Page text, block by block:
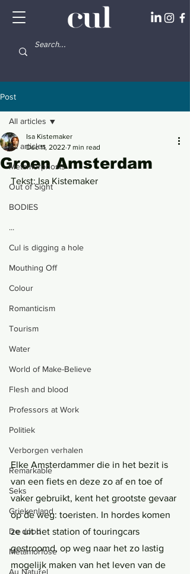
Post
All articles
Metamorphosis
Out of Sight
BODIES
...
Cul is digging a hole
Mouthing Off
Colour
Romanticism
Tourism
Water
World of Make-Believe
Flesh and blood
Professors at Work
Politiek
Verborgen verhalen
Remarkable
Seks
Griekenland
De dood
Metamorfose
Au Naturel
All articles
Groen Amsterdam
Isa Kistemaker
Dec 11, 2022 7 min read
Tekst: Isa Kistemaker
Elke Amsterdammer die in het bezit is
van een fiets en deze zo af en toe of
vaker gebruikt, kent het grootste gevaar
op de weg: toeristen. In hordes komen
ze uit het station of touringcars
gestroomd, op weg naar het zo lastig
mogelijk maken van het leven van de